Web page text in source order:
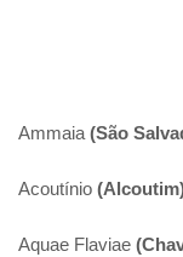
Ammaia(São
Acoutínio
Aquae Flaviae